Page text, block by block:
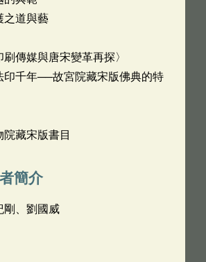
之道與藝
傳媒與唐宋變革再探〉
印千年──故宮院藏宋版佛典的特
院藏宋版書目
簡介
剛、劉國威